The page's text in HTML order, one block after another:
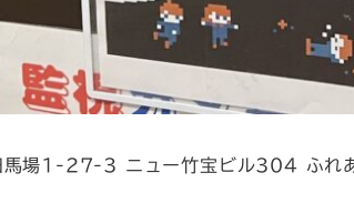
場1-27-3 ニュー竹宝ビル304 ふれあ